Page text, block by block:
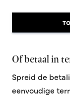
Of betaal in
Spreid de
eenvoudige